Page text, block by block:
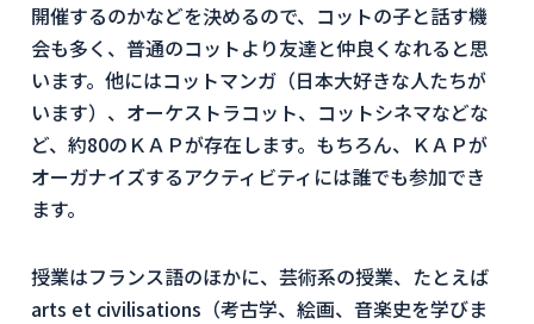
開催するのかなどを決めるので、コットの子と話す機
会も多く、普通のコットより友達と仲良くなれると思
います。他にはコットマンガ（日本大好きな人たちが
います）、オーケストラコット、コットシネマなどな
ど、約80のＫＡＰが存在します。もちろん、ＫＡＰが
オーガナイズするアクティビティには誰でも参加でき
ます。
授業はフランス語のほかに、芸術系の授業、たとえば
arts et civilisations（考古学、絵画、音楽史を学びま